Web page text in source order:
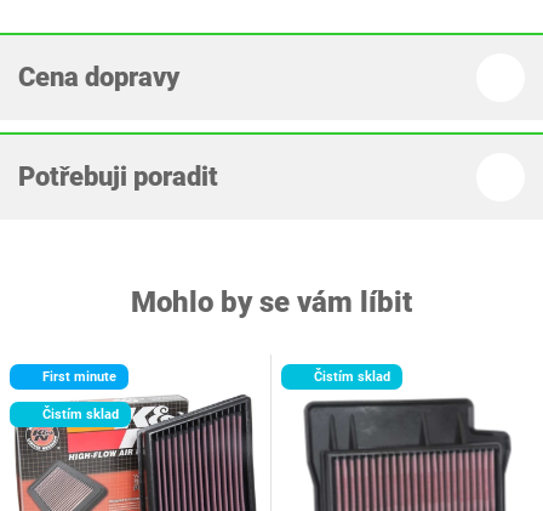
Cena dopravy
Potřebuji poradit
Mohlo by se vám líbit
First minute
Čistím sklad
Čistím sklad